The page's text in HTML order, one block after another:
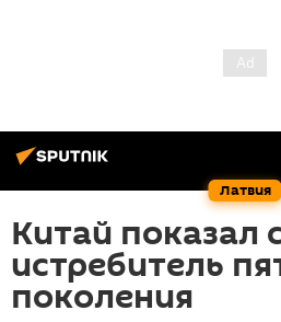
Латвия
Китай показал
истребитель
поколения